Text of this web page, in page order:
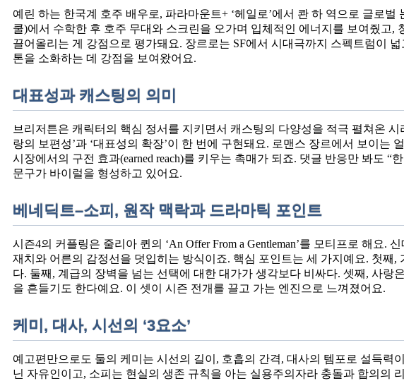
예린 하는 한국계 호주 배우로, 파라마운트+ ‘헤일로’에서 콴 하 역으로 글로
쿨)에서 수학한 후 호주 무대와 스크린을 오가며 입체적인 에너지를 보여줬고,
끌어올리는 게 강점으로 평가돼요. 장르로는 SF에서 시대극까지 스펙트럼이
톤을 소화하는 데 강점을 보여왔어요.
대표성과 캐스팅의 의미
브리저튼은 캐릭터의 핵심 정서를 지키면서 캐스팅의 다양성을 적극 펼쳐온
랑의 보편성’과 ‘대표성의 확장’이 한 번에 구현돼요. 로맨스 장르에서 보이는
시장에서의 구전 효과(earned reach)를 키우는 촉매가 되죠. 댓글 반응만 봐도 “
문구가 바이럴을 형성하고 있어요.
베네딕트–소피, 원작 맥락과 드라마틱 포인트
시즌4의 커플링은 줄리아 퀸의 ‘An Offer From a Gentleman’를 모티프로 해요.
재치와 어른의 감정선을 덧입히는 방식이죠. 핵심 포인트는 세 가지예요. 첫째,
다. 둘째, 계급의 장벽을 넘는 선택에 대한 대가가 생각보다 비싸다. 셋째, 사랑
을 흔들기도 한다예요. 이 셋이 시즌 전개를 끌고 가는 엔진으로 느껴졌어요.
케미, 대사, 시선의 ‘3요소’
예고편만으로도 둘의 케미는 시선의 길이, 호흡의 간격, 대사의 템포로 설득력
닌 자유인이고, 소피는 현실의 생존 규칙을 아는 실용주의자라 충돌과 합의의